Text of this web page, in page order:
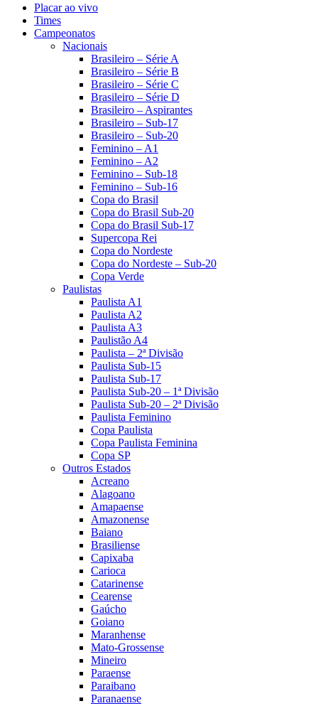
Placar ao vivo
Times
Campeonatos
Nacionais
Brasileiro – Série A
Brasileiro – Série B
Brasileiro – Série C
Brasileiro – Série D
Brasileiro – Aspirantes
Brasileiro – Sub-17
Brasileiro – Sub-20
Feminino – A1
Feminino – A2
Feminino – Sub-18
Feminino – Sub-16
Copa do Brasil
Copa do Brasil Sub-20
Copa do Brasil Sub-17
Supercopa Rei
Copa do Nordeste
Copa do Nordeste – Sub-20
Copa Verde
Paulistas
Paulista A1
Paulista A2
Paulista A3
Paulistão A4
Paulista – 2ª Divisão
Paulista Sub-15
Paulista Sub-17
Paulista Sub-20 – 1ª Divisão
Paulista Sub-20 – 2ª Divisão
Paulista Feminino
Copa Paulista
Copa Paulista Feminina
Copa SP
Outros Estados
Acreano
Alagoano
Amapaense
Amazonense
Baiano
Brasiliense
Capixaba
Carioca
Catarinense
Cearense
Gaúcho
Goiano
Maranhense
Mato-Grossense
Mineiro
Paraense
Paraibano
Paranaense